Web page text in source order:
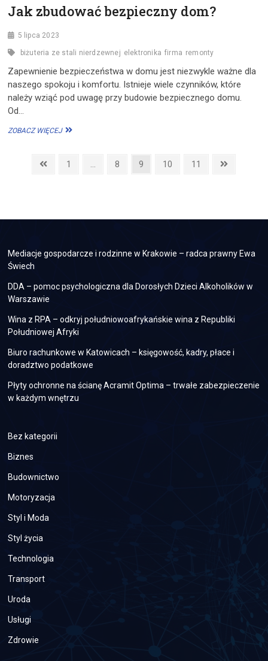
Jak zbudować bezpieczny dom?
5 lipca 2023
biżuteria ze stali nierdzewnej elektronika firma remonty
Zapewnienie bezpieczeństwa w domu jest niezwykle ważne dla
naszego spokoju i komfortu. Istnieje wiele czynników, które
należy wziąć pod uwagę przy budowie bezpiecznego domu.
Od…
ZOBACZ WIĘCEJJAK
DOM?
Stronicowanie
Previous
Page
1 … Page
8 Page
9 Page
10 Page
11
Next
Mediacje gospodarcze i rodzinne w Krakowie – radca prawny Ewa
Świech
DDA – pomoc psychologiczna dla Dorosłych Dzieci Alkoholików w
Warszawie
Wina z RPA – odkryj południowoafrykańskie wina z Republiki
Południowej Afryki
Biuro rachunkowe w Katowicach – księgowość, kadry, płace i
doradztwo podatkowe
Płyty ochronne na ścianę Acramit Optima – trwałe zabezpieczenie
w każdym wnętrzu
Bez kategorii
Biznes
Budownictwo
Motoryzacja
Styl i Moda
Styl życia
Technologia
Transport
Uroda
Usługi
Zdrowie